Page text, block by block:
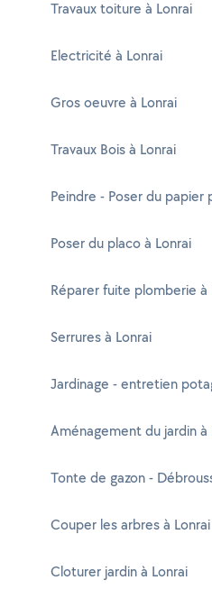
Travaux toiture à Lonrai
Electricité à Lonrai
Gros oeuvre à Lonrai
Travaux Bois à Lonrai
Peindre - Poser du papier
Poser du placo à Lonrai
Réparer fuite plomberie à
Serrures à Lonrai
Jardinage - entretien
Aménagement du jardin à
Tonte de gazon -
Couper les arbres à Lonrai
Cloturer jardin à Lonrai